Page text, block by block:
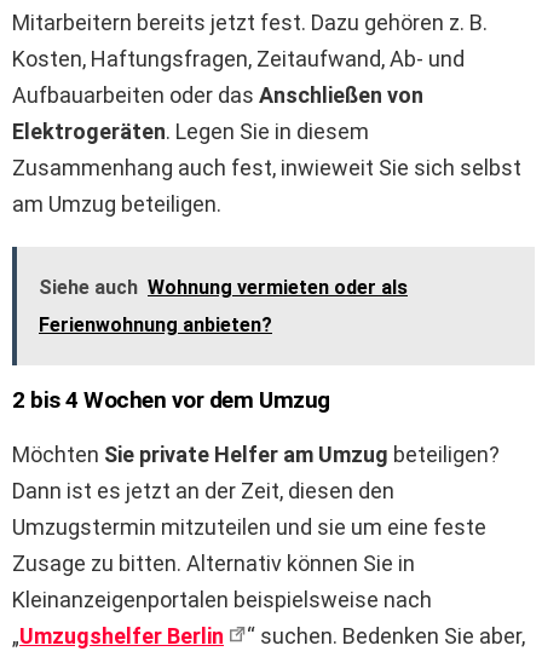
Mitarbeitern bereits jetzt fest. Dazu gehören z. B.
Kosten, Haftungsfragen, Zeitaufwand, Ab- und
Aufbauarbeiten oder das Anschließen von
Elektrogeräten. Legen Sie in diesem
Zusammenhang auch fest, inwieweit Sie sich selbst
am Umzug beteiligen.
Siehe auch Wohnung vermieten oder als
Ferienwohnung anbieten?
2 bis 4 Wochen vor dem Umzug
Möchten Sie private Helfer am Umzug beteiligen?
Dann ist es jetzt an der Zeit, diesen den
Umzugstermin mitzuteilen und sie um eine feste
Zusage zu bitten. Alternativ können Sie in
Kleinanzeigenportalen beispielsweise nach
„Umzugshelfer Berlin
“ suchen. Bedenken Sie aber,